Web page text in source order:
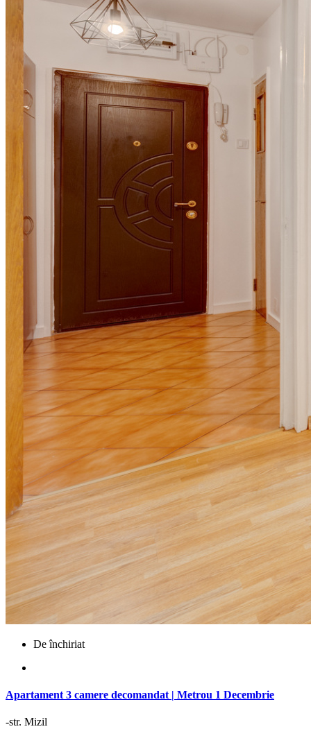
De închiriat
Apartament 3 camere decomandat | Metrou 1 Decembrie
-str. Mizil